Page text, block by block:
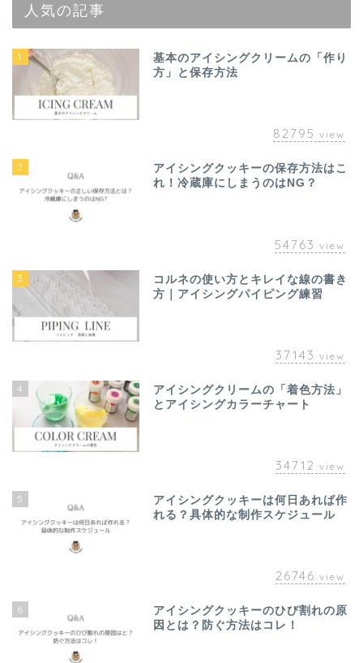
人気の記事
1
基本のアイシングクリームの「作り
方」と保存方法
82795 view
2
アイシングクッキーの保存方法はこ
れ！冷蔵庫にしまうのはNG？
54763 view
3
コルネの使い方とキレイな線の書き
方｜アイシングパイピング練習
37143 view
4
アイシングクリームの「着色方法」
とアイシングカラーチャート
34712 view
5
アイシングクッキーは何日あれば作
れる？具体的な制作スケジュール
26746 view
6
アイシングクッキーのひび割れの原
因とは？防ぐ方法はコレ！